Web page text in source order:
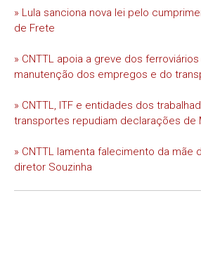
» Lula sanciona nova lei pelo
de Frete
» CNTTL apoia a greve dos
manutenção dos empregos e do
» CNTTL, ITF e entidades dos
transportes repudiam declarações de
» CNTTL lamenta falecimento da mãe
diretor Souzinha